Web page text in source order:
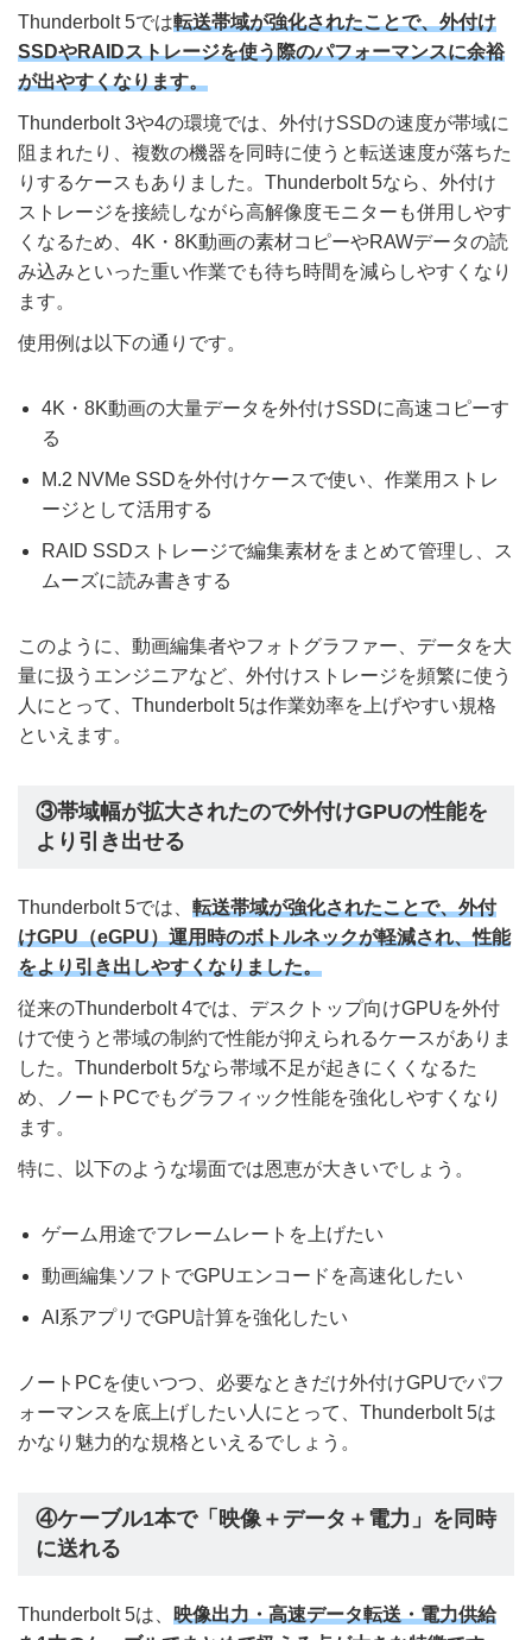
Thunderbolt 5では転送帯域が強化されたことで、外付け
SSDやRAIDストレージを使う際のパフォーマンスに余裕
が出やすくなります。
Thunderbolt 3や4の環境では、外付けSSDの速度が帯域に
阻まれたり、複数の機器を同時に使うと転送速度が落ちた
りするケースもありました。Thunderbolt 5なら、外付け
ストレージを接続しながら高解像度モニターも併用しやす
くなるため、4K・8K動画の素材コピーやRAWデータの読
み込みといった重い作業でも待ち時間を減らしやすくなり
ます。
使用例は以下の通りです。
4K・8K動画の大量データを外付けSSDに高速コピーす
る
M.2 NVMe SSDを外付けケースで使い、作業用ストレ
ージとして活用する
RAID SSDストレージで編集素材をまとめて管理し、ス
ムーズに読み書きする
このように、動画編集者やフォトグラファー、データを大
量に扱うエンジニアなど、外付けストレージを頻繁に使う
人にとって、Thunderbolt 5は作業効率を上げやすい規格
といえます。
③帯域幅が拡大されたので外付けGPUの性能を
より引き出せる
Thunderbolt 5では、 転送帯域が強化されたことで、外付
けGPU（eGPU）運用時のボトルネックが軽減され、性能
をより引き出しやすくなりました。
従来のThunderbolt 4では、デスクトップ向けGPUを外付
けで使うと帯域の制約で性能が抑えられるケースがありま
した。Thunderbolt 5なら帯域不足が起きにくくなるた
め、ノートPCでもグラフィック性能を強化しやすくなり
ます。
特に、以下のような場面では恩恵が大きいでしょう。
ゲーム用途でフレームレートを上げたい
動画編集ソフトでGPUエンコードを高速化したい
AI系アプリでGPU計算を強化したい
ノートPCを使いつつ、必要なときだけ外付けGPUでパフ
ォーマンスを底上げしたい人にとって、Thunderbolt 5は
かなり魅力的な規格といえるでしょう。
④ケーブル1本で「映像＋データ＋電力」を同時
に送れる
Thunderbolt 5は、 映像出力・高速データ転送・電力供給